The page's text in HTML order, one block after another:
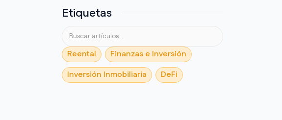
Etiquetas
Reental
Finanzas e Inversión
Inversión Inmobiliaria
DeFi